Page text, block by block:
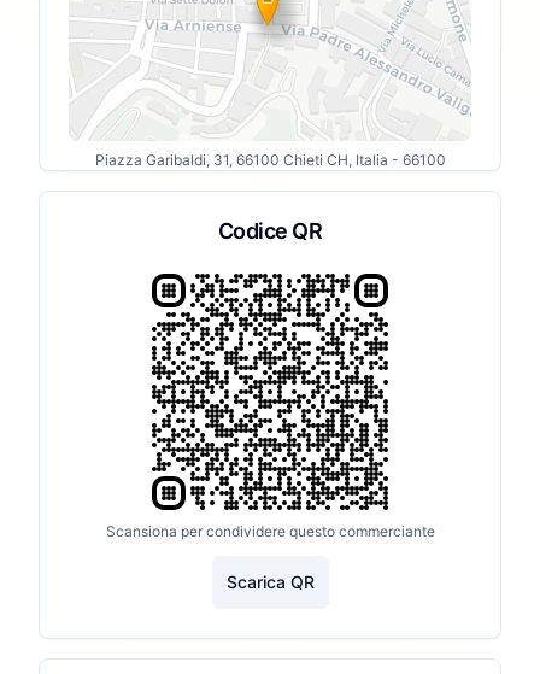
Piazza Garibaldi, 31, 66100 Chieti CH, Italia - 66100
Codice QR
Scansiona per condividere questo commerciante
Scarica QR